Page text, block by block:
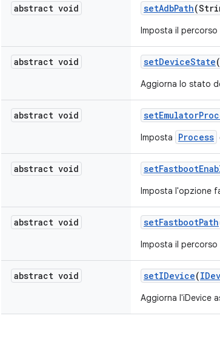
abstract void setAdbPath
Imposta il
abstract void setDeviceState(
Aggiorna lo stato
abstract void setEmulator
Imposta Process
abstract void setFastboot
Imposta l'opzione
abstract void setFastbootPath
Imposta il
abstract void setIDevice(
Aggiorna l'iDevice